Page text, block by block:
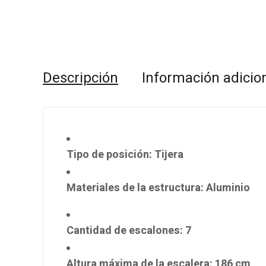
Descripción Información
Tipo de posición: Tijera
Materiales de la estructura: Aluminio
Cantidad de escalones: 7